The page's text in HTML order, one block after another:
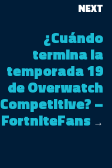
NEXT
¿Cuándo
termina la
temporada 19
de Overwatch
Competitive? –
FortniteFans →